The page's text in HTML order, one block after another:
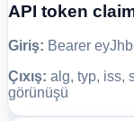
API token
Giriş: Bearer
Çıxış: alg, typ, iss,
görünüşü